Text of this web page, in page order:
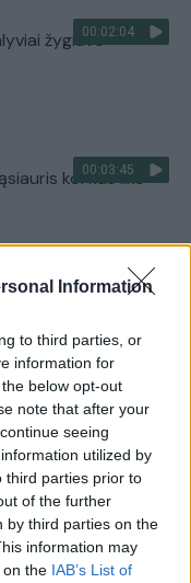
Information
to third parties, or
information for
below opt-out
note that after your
seeing
utilized by
third parties prior to
of the further
by third parties on the
information may
on the IAB’s List of
00:02:04
žygiavo
00:03:45
kol kas liks
00:00:30
r.: dviejų moterų ir